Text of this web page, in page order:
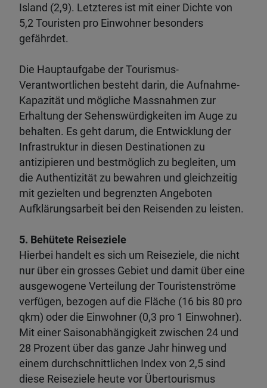
Island (2,9). Letzteres ist mit einer Dichte von
5,2 Touristen pro Einwohner besonders
gefährdet.
Die Hauptaufgabe der Tourismus-
Verantwortlichen besteht darin, die Aufnahme-
Kapazität und mögliche Massnahmen zur
Erhaltung der Sehenswürdigkeiten im Auge zu
behalten. Es geht darum, die Entwicklung der
Infrastruktur in diesen Destinationen zu
antizipieren und bestmöglich zu begleiten, um
die Authentizität zu bewahren und gleichzeitig
mit gezielten und begrenzten Angeboten
Aufklärungsarbeit bei den Reisenden zu leisten.
5. Behütete Reiseziele
Hierbei handelt es sich um Reiseziele, die nicht
nur über ein grosses Gebiet und damit über eine
ausgewogene Verteilung der Touristenströme
verfügen, bezogen auf die Fläche (16 bis 80 pro
qkm) oder die Einwohner (0,3 pro 1 Einwohner).
Mit einer Saisonabhängigkeit zwischen 24 und
28 Prozent über das ganze Jahr hinweg und
einem durchschnittlichen Index von 2,5 sind
diese Reiseziele heute vor Übertourismus